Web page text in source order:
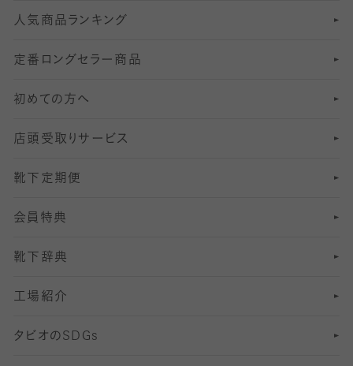
211デニールタイツ以上（防寒・厚手タイツ）
6 分丈レギンス
7 分丈 レギンス
8分丈 レギンス
10分丈 レギンス
12分丈レギンス
13分丈レギンス
オールスルーストッキング
冠婚葬祭向けソックス・靴下
スーツカジュアルソックス・靴下
ロングホーズ
ゴルフソックス・靴下
サッカー・フットサル用ソックス
ヨガソックス・靴下
スポーツ用レッグウォーマー
SSサイズ（21～23cm）
Sサイズ（22～25cm）
Mサイズ（25～27cm）
Lサイズ（27～29cm）
インナーソックス
加圧・着圧ソックス
冷えとり靴下
着圧・加圧タイツ
むくみ対策
足の疲れ対策
足の臭い対策
冷え対策
靴ずれ対策
人気商品ランキング
定番ロングセラー商品
初めての方へ
店頭受取りサービス
靴下定期便
会員特典
靴下辞典
工場紹介
タビオのSDGs